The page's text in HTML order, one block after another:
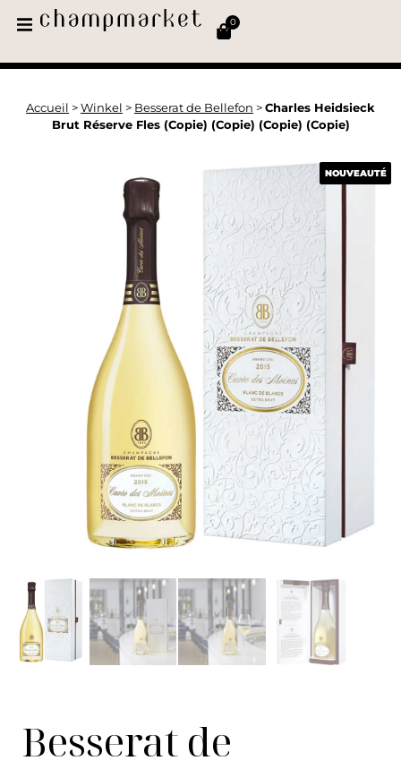
0
Accueil > Winkel > Besserat de Bellefon > Charles Heidsieck
Brut Réserve Fles (Copie) (Copie) (Copie) (Copie)
NOUVEAUTÉ
Besserat de